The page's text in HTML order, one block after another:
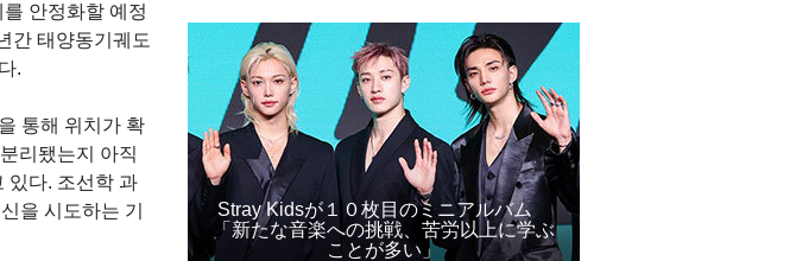
안정화할 예정
간 태양동기궤도
.
통해 위치가 확
리됐는지 아직
있다. 조선학 과
을 시도하는 기
Stray Kidsが１０枚目のミニアルバム
「新たな音楽への挑戦、苦労以上に学ぶ
ことが多い」